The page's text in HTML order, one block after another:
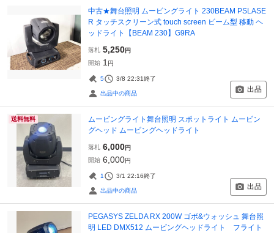
中古★舞台照明 ムービングライト 230BEAM PSLASE
R タッチスクリーン式 touch screen ビーム型 移動 ヘ
ッドライト【BEAM 230】G9RA
落札 5,250円
開始 1 円
5 3/8 22:31終了
出品中の商品 出品
送料無料
ムービングライト舞台照明 スポットライト ムービン
グヘッド ムービングヘッドライト
落札 6,000円
開始 6,000円
1 3/1 22:16終了
出品中の商品 出品
PEGASYS ZELDA RX 200W ゴボ&ウォッシュ 舞台照
明 LED DMX512 ムービングヘッドライト フライト